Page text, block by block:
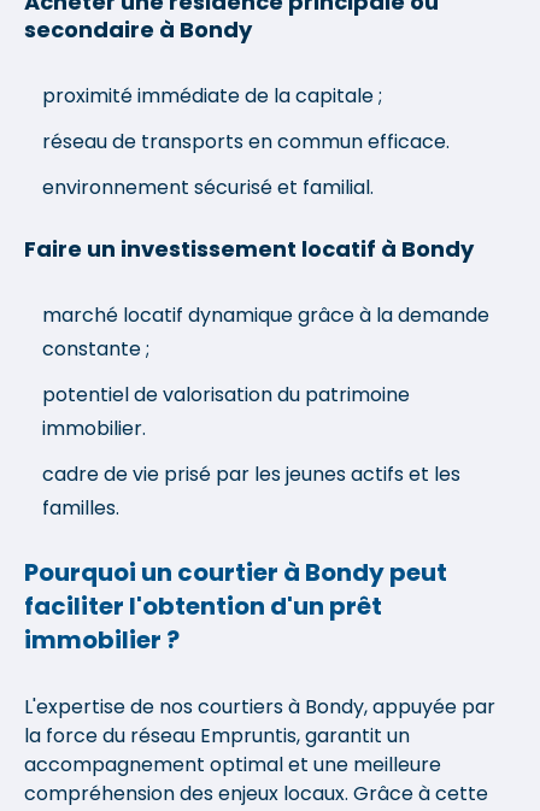
secondaire à Bondy
proximité immédiate de la capitale ;
réseau de transports en commun efficace.
environnement sécurisé et familial.
Faire un investissement locatif à Bondy
marché locatif dynamique grâce à la demande
constante ;
potentiel de valorisation du patrimoine
immobilier.
cadre de vie prisé par les jeunes actifs et les
familles.
Pourquoi un courtier à Bondy peut
faciliter l'obtention d'un prêt
immobilier ?
L'expertise de nos courtiers à Bondy, appuyée par
la force du réseau Empruntis, garantit un
accompagnement optimal et une meilleure
compréhension des enjeux locaux. Grâce à cette